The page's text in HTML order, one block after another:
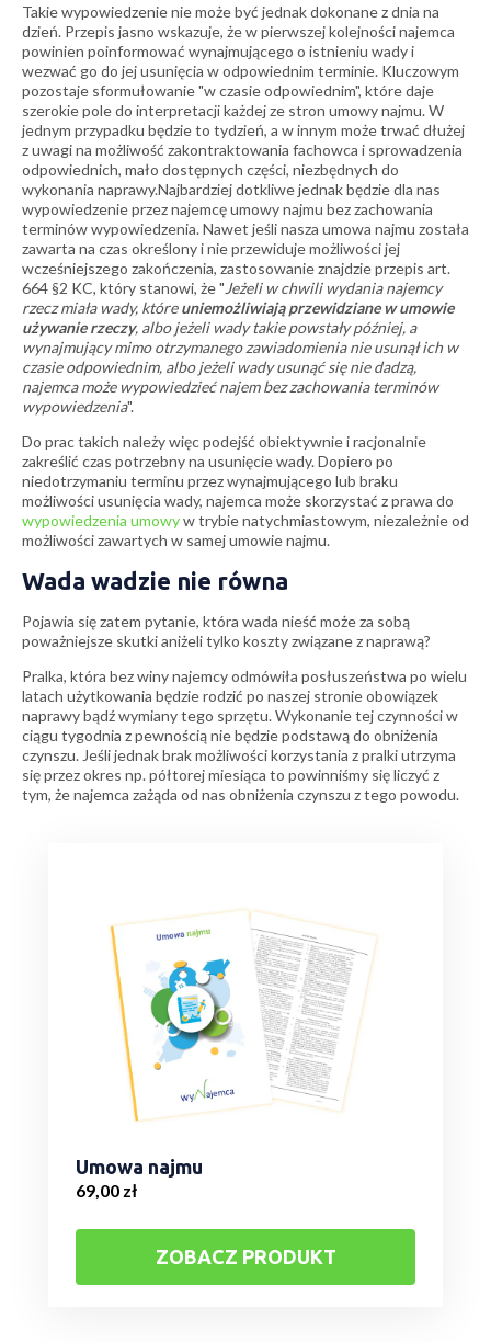
Takie wypowiedzenie nie może być jednak dokonane z dnia na
dzień. Przepis jasno wskazuje, że w pierwszej kolejności najemca
powinien poinformować wynajmującego o istnieniu wady i
wezwać go do jej usunięcia w odpowiednim terminie. Kluczowym
pozostaje sformułowanie "w czasie odpowiednim", które daje
szerokie pole do interpretacji każdej ze stron umowy najmu. W
jednym przypadku będzie to tydzień, a w innym może trwać dłużej
z uwagi na możliwość zakontraktowania fachowca i sprowadzenia
odpowiednich, mało dostępnych części, niezbędnych do
wykonania naprawy.Najbardziej dotkliwe jednak będzie dla nas
wypowiedzenie przez najemcę umowy najmu bez zachowania
terminów wypowiedzenia. Nawet jeśli nasza umowa najmu została
zawarta na czas określony i nie przewiduje możliwości jej
wcześniejszego zakończenia, zastosowanie znajdzie przepis art.
664 §2 KC, który stanowi, że " Jeżeli w chwili wydania najemcy
rzecz miała wady, któreuniemożliwiają przewidziane w umowie
używanie rzeczy, albo jeżeli wady takie powstały później, a
wynajmujący mimo otrzymanego zawiadomienia nie usunął ich w
czasie odpowiednim, albo jeżeli wady usunąć się nie dadzą,
najemca może wypowiedzieć najem bez zachowania terminów
wypowiedzenia".
Do prac takich należy więc podejść obiektywnie i racjonalnie
zakreślić czas potrzebny na usunięcie wady. Dopiero po
niedotrzymaniu terminu przez wynajmującego lub braku
możliwości usunięcia wady, najemca może skorzystać z prawa do
wypowiedzenia umowyw trybie natychmiastowym, niezależnie od
możliwości zawartych w samej umowie najmu.
Wada wadzie nie równa
Pojawia się zatem pytanie, która wada nieść może za sobą
poważniejsze skutki aniżeli tylko koszty związane z naprawą?
Pralka, która bez winy najemcy odmówiła posłuszeństwa po wielu
latach użytkowania będzie rodzić po naszej stronie obowiązek
naprawy bądź wymiany tego sprzętu. Wykonanie tej czynności w
ciągu tygodnia z pewnością nie będzie podstawą do obniżenia
czynszu. Jeśli jednak brak możliwości korzystania z pralki utrzyma
się przez okres np. półtorej miesiąca to powinniśmy się liczyć z
tym, że najemca zażąda od nas obniżenia czynszu z tego powodu.
Umowa najmu
69,00 zł
ZOBACZ PRODUKT